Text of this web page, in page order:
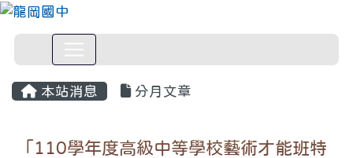
本站消息 分月文章
「110學年度高級中等學校藝術才能班特